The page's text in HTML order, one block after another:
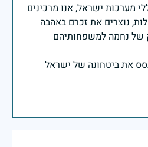
מערכות ישראל, אנו מרכינים
נוצרים את זכרם באהבה
של נחמה למשפחותיהם
את ביטחונה של ישראל